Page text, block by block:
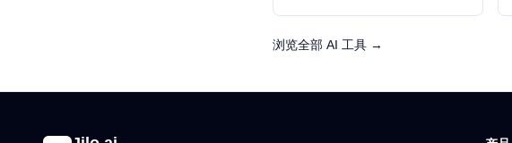
浏览全部 AI 工具 →